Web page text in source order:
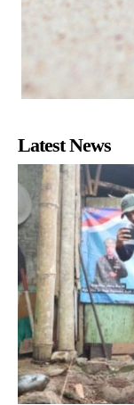
Latest News